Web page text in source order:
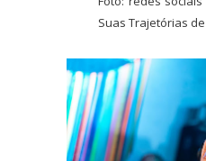
Suas Trajetórias